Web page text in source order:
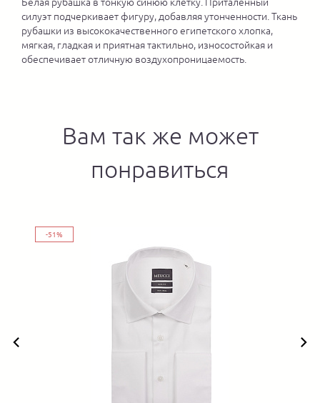
силуэт подчеркивает фигуру, добавляя утонченности. Ткань
рубашки из высококачественного египетского хлопка,
мягкая, гладкая и приятная тактильно, износостойкая и
обеспечивает отличную воздухопроницаемость.
Вам так же может
понравиться
-51%